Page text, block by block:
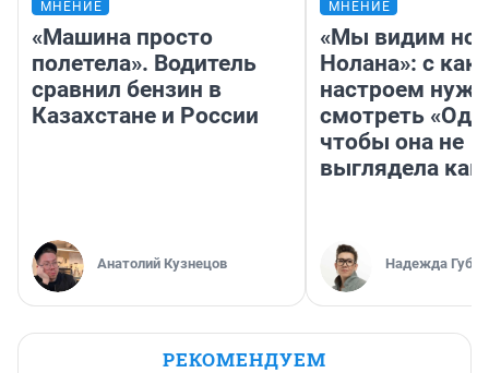
МНЕНИЕ
«Машина просто
полетела». Водитель
сравнил бензин в
Казахстане и России
Анатолий Кузнецов
МНЕНИЕ
«Мы видим
Нолана»: с
настроем
смотреть
чтобы она не
выглядела как
Надежда
РЕКОМЕНДУЕМ